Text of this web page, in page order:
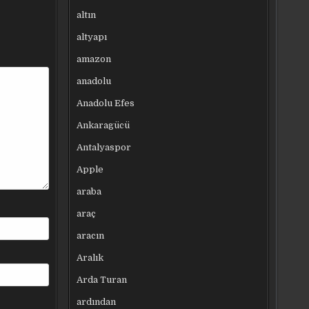
altın
altyapı
amazon
anadolu
Anadolu Efes
Ankaragücü
Antalyaspor
Apple
araba
araç
aracın
Aralık
Arda Turan
ardından